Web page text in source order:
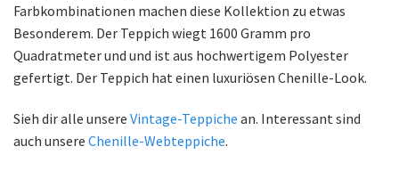
Farbkombinationen machen diese Kollektion zu etwas
Besonderem. Der Teppich wiegt 1600 Gramm pro
Quadratmeter und und ist aus hochwertigem Polyester
gefertigt. Der Teppich hat einen luxuriösen Chenille-Look.
Sieh dir alle unsere Vintage-Teppiche an. Interessant sind
auch unsere Chenille-Webteppiche.